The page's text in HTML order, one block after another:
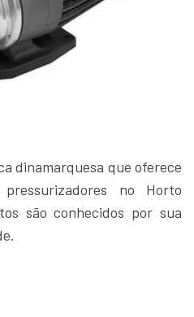
dinamarquesa que oferece
no Horto
são conhecidos por sua